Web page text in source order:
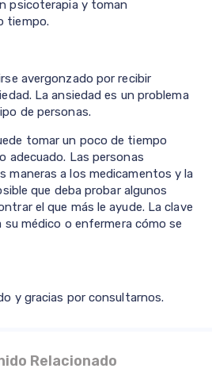
psicoterapia y toman
tiempo.
avergonzado por recibir
La ansiedad es un problema
de personas.
tomar un poco de tiempo
adecuado. Las personas
maneras a los medicamentos y la
que deba probar algunos
el que más le ayude. La clave
su médico o enfermera cómo se
y gracias por consultarnos.
Relacionado